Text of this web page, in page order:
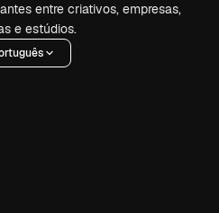
entre criativos, empresas,
e estúdios.